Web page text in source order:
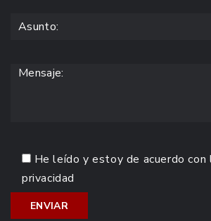
He leído y estoy de acuerdo con
privacidad